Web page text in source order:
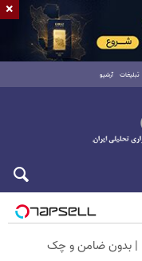
تبلیغات آرشیو
×